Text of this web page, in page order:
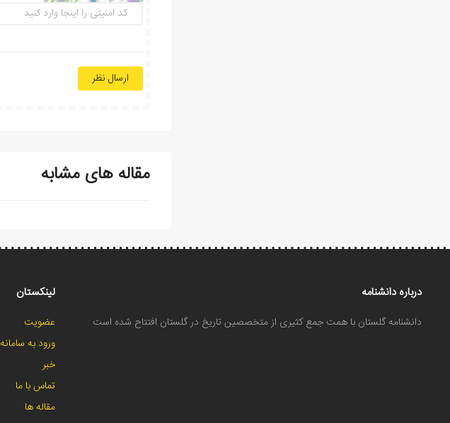
ارسال نظر
مقاله های مشابه
درباره دانشنامه
دانشنامه گلستان با همت جمع کثیری از متخصصین تاریخ در گلستان افتتاح شده است
لینکستان
عضویت
ورود به سامانه
خبر
تماس با ما
مقاله ها